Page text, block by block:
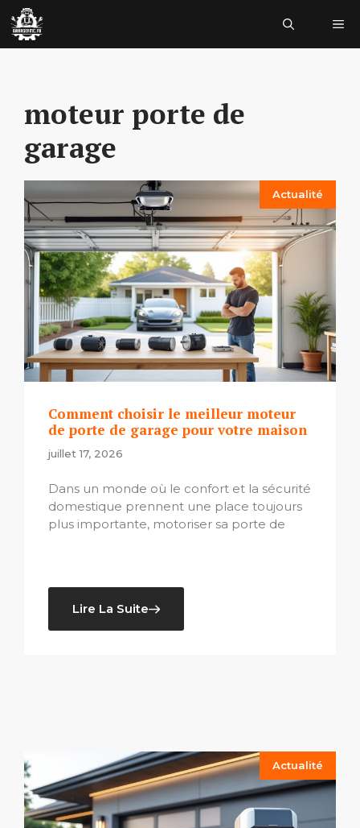
Aller
au
contenu
moteur porte de
garage
Actualité
Comment choisir le meilleur moteur
de porte de garage pour votre maison
juillet 17, 2026
Dans un monde où le confort et la sécurité
domestique prennent une place toujours
plus importante, motoriser sa porte de
Lire La Suite
Actualité